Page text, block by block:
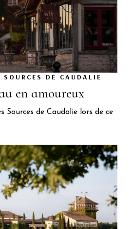
DE CAUDALIE
en amoureux
Sources de Caudalie lors de ce